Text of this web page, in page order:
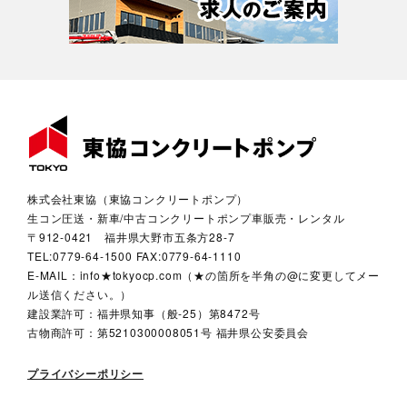
株式会社東協（東協コンクリートポンプ）
生コン圧送・新車/中古コンクリートポンプ車販売・レンタル
〒912-0421 福井県大野市五条方28-7
TEL:0779-64-1500 FAX:0779-64-1110
E-MAIL：info★tokyocp.com（★の箇所を半角の@に変更してメー
ル送信ください。）
建設業許可：福井県知事（般-25）第8472号
古物商許可：第5210300008051号 福井県公安委員会
プライバシーポリシー